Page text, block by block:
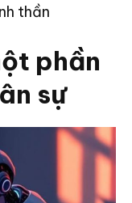
thần
phần
sự